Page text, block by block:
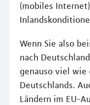
(mobiles
Wenn Sie also
nach
genauso viel wie
Deutschlands.
Ländern im EU-